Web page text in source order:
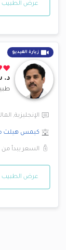
عرض الطبيب
زيارة الفيديو
د.
الإنجليزية,
كيمس هيلث
السعر يبدأ من
عرض الطبيب